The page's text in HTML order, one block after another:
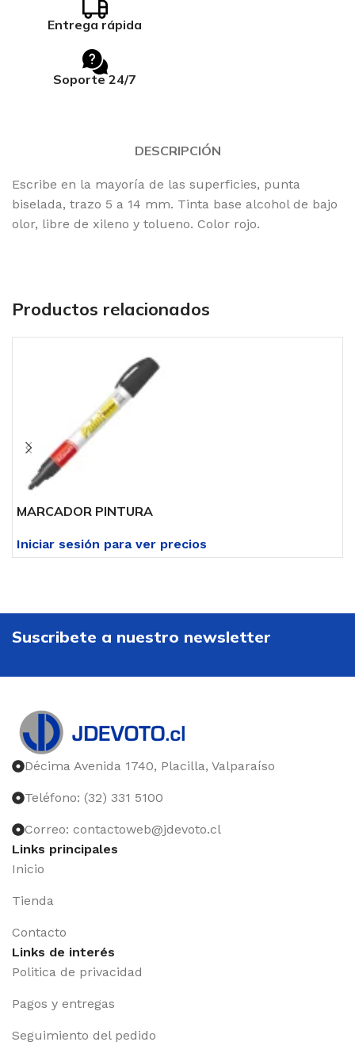
Entrega rápida
Soporte 24/7
DESCRIPCIÓN
Escribe en la mayoría de las superficies, punta
biselada, trazo 5 a 14 mm. Tinta base alcohol de bajo
olor, libre de xileno y tolueno. Color rojo.
Productos relacionados
MARCADOR PINTURA
Iniciar sesión para ver precios
Suscribete a nuestro newsletter
Décima Avenida 1740, Placilla, Valparaíso
Teléfono: (32) 331 5100
Correo: contactoweb@jdevoto.cl
Links principales
Inicio
Tienda
Contacto
Links de interés
Politica de privacidad
Pagos y entregas
Seguimiento del pedido